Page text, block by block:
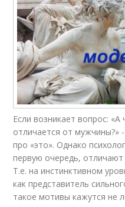
Если возникает вопрос:
отличается от мужчины?»
про «это». Однако
первую очередь,
Т.е. на инстинктивном
как представитель
такое мотивы кажутся не